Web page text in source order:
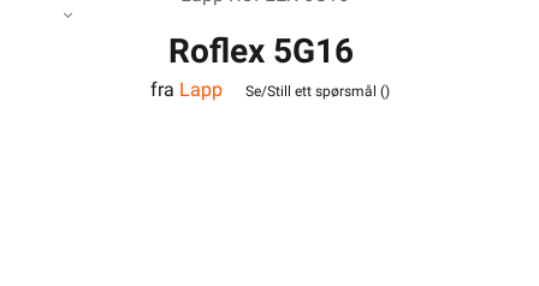
Roflex 5G16
fra Lapp Se/Still ett spørsmål ()